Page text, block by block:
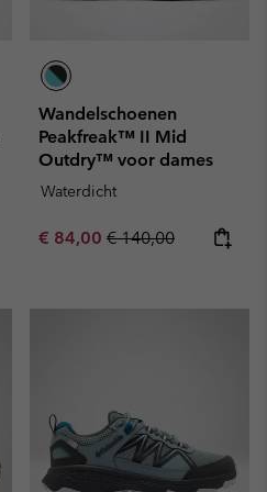
Wandelschoenen
Peakfreak™ II Mid
Outdry™ voor dames
Waterdicht
Sale price:
€ 84,00 Regular price:
€ 140,00